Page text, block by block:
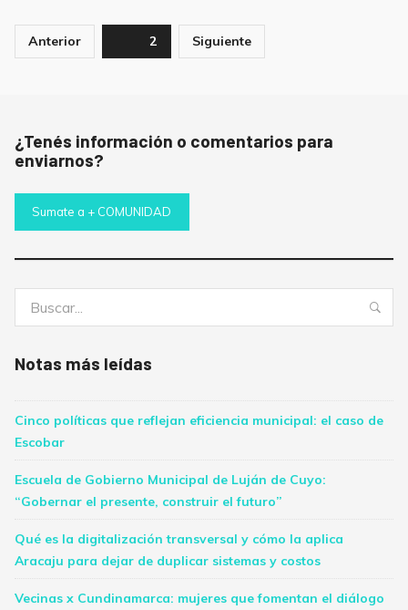
Paginación
de
Anterior Page2 Siguiente
¿Tenés información o comentarios para
enviarnos?
Sumate a + COMUNIDAD
Notas más leídas
Cinco políticas que reflejan eficiencia municipal: el caso de
Escobar
Escuela de Gobierno Municipal de Luján de Cuyo:
“Gobernar el presente, construir el futuro”
Qué es la digitalización transversal y cómo la aplica
Aracaju para dejar de duplicar sistemas y costos
Vecinas x Cundinamarca: mujeres que fomentan el diálogo